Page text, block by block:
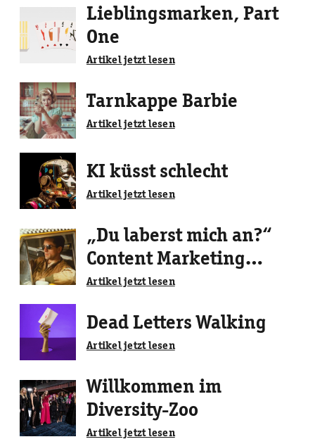
Lieblingsmarken, Part
One
Artikel jetzt lesen
Tarnkappe Barbie
Artikel jetzt lesen
KI küsst schlecht
Artikel jetzt lesen
„Du laberst mich an?“
Content Marketing
Strategie 2024
Artikel jetzt lesen
Dead Letters Walking
Artikel jetzt lesen
Willkommen im
Diversity-Zoo
Artikel jetzt lesen